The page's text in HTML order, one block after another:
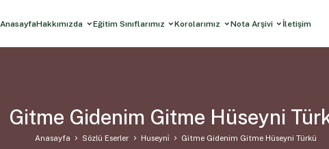
AnasayfaHakkımızda Eğitim Sınıflarımız Korolarımız Nota Arşivi İletişim
Gitme Gidenim Gitme Hüseyni
Anasayfa Sözlü Eserler Huseyni̇ Gitme Gidenim Gitme Hüseyni Türkü